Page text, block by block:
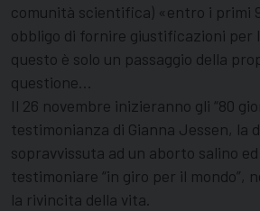
comunità scientifica) «entro i primi
obbligo di fornire giustificazioni per
questo è solo un passaggio della
questione…
Il 26 novembre inizieranno gli “80
testimonianza di Gianna Jessen, la
sopravvissuta ad un aborto salino
testimoniare “in giro per il mondo”,
la rivincita della vita.